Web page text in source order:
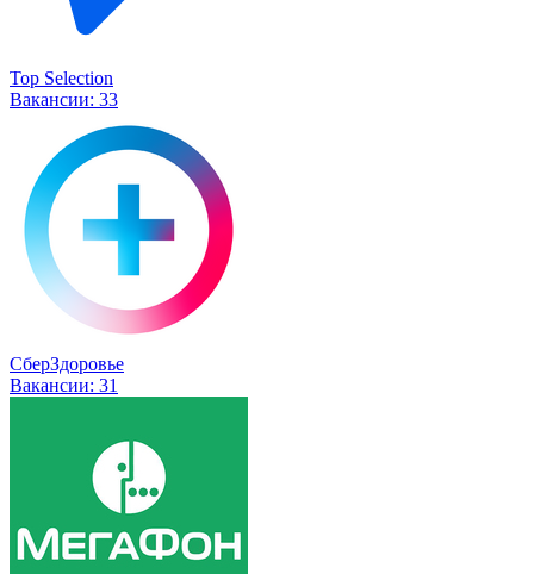
Top Selection
Вакансии: 33
СберЗдоровье
Вакансии: 31